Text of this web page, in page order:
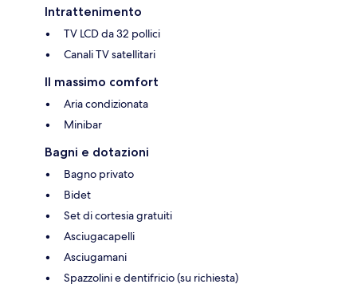
Intrattenimento
TV LCD da 32 pollici
Canali TV satellitari
Il massimo comfort
Aria condizionata
Minibar
Bagni e dotazioni
Bagno privato
Bidet
Set di cortesia gratuiti
Asciugacapelli
Asciugamani
Spazzolini e dentifricio (su richiesta)